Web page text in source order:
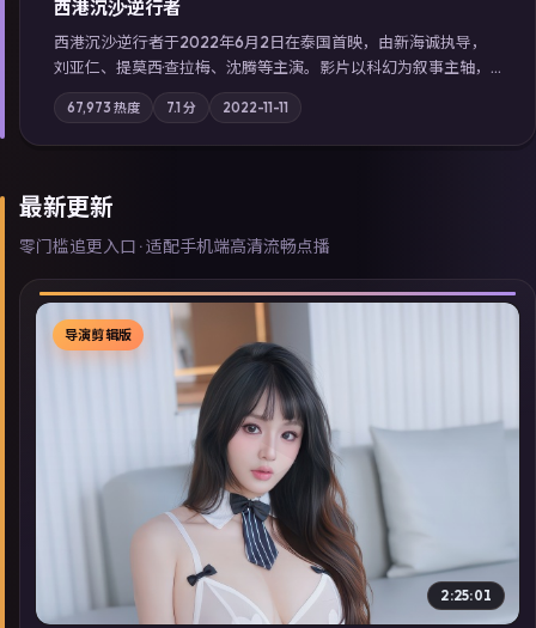
西港沉沙·逆行者
西港沉沙·逆行者于2022年6月2日在泰国首映，由新海诚执导，
刘亚仁、提莫西·查拉梅、沈腾等主演。影片以科幻为叙事主轴，
失踪人口档案牵出跨国灰色产业链；摄影与配乐强化地域气质；
站内亦可通过「国产免费观看高清电视剧在线看」延展检索同类
型高分佳作，畅享高清在线追剧体验。
67,973 热度 7.1分 2022-11-11
最新更新
零门槛追更入口 · 适配手机端高清流畅点播
▶
导演剪辑版
2:25:01